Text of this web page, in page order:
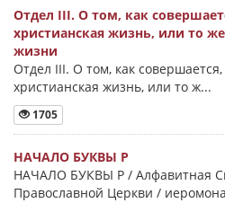
Отдел III. О том, как
христианская жизнь, или то
жизни
Отдел III. О том, как
христианская жизнь, или то ж...
1705
НАЧАЛО БУКВЫ Ρ
НАЧАЛО БУКВЫ Ρ / Алфавитная
Православной Церкви /